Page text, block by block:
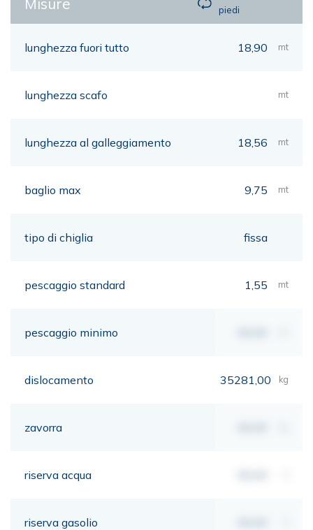
piedi
lunghezza fuori tutto 18,90 mt
lunghezza scafo mt
lunghezza al galleggiamento 18,56 mt
baglio max 9,75 mt
tipo di chiglia fissa
pescaggio standard 1,55 mt
pescaggio minimo
dislocamento 35281,00 kg
zavorra
riserva acqua
riserva gasolio